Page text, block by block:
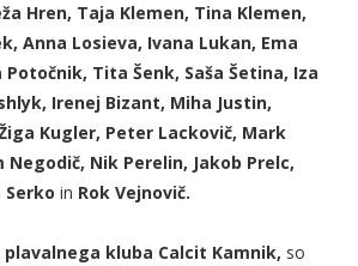
Hren, Taja Klemen, Tina Klemen,
Anna Losieva, Ivana Lukan, Ema
Tita Šenk, Saša Šetina, Iza
Irenej Bizant, Miha Justin,
Kugler, Peter Lackovič, Mark
Negodič, Nik Perelin, Jakob Prelc,
Serko in Rok Vejnovič.
plavalnega kluba Calcit Kamnik, so